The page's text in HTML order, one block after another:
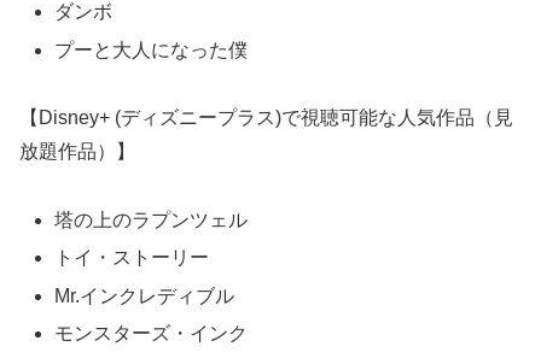
ダンボ
プーと大人になった僕
【Disney+ (ディズニープラス)で視聴可能な人気作品（見
放題作品）】
塔の上のラプンツェル
トイ・ストーリー
Mr.インクレディブル
モンスターズ・インク